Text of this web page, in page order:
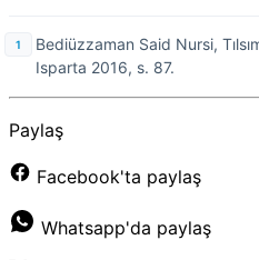
Bediüzzaman Said Nursi,
Isparta 2016, s. 87.
Paylaş
Facebook'ta paylaş
Whatsapp'da paylaş